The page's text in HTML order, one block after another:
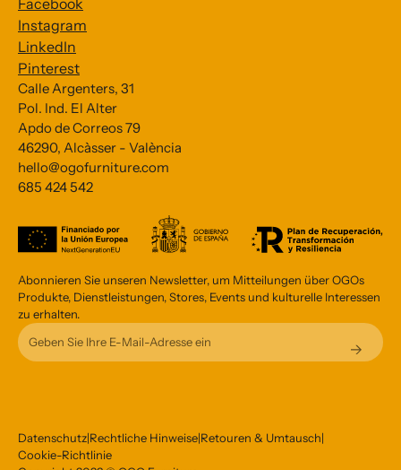
Facebook
Instagram
LinkedIn
Pinterest
Calle Argenters, 31
Pol. Ind. El Alter
Apdo de Correos 79
46290, Alcàsser - València
hello@ogofurniture.com
685 424 542
Abonnieren Sie unseren Newsletter, um Mitteilungen über OGOs
Produkte, Dienstleistungen, Stores, Events und kulturelle Interessen
zu erhalten.
Datenschutz|Rechtliche Hinweise|Retouren & Umtausch|
Cookie-Richtlinie